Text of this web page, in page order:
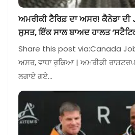
ਅਮਰੀਕੀ ਟੈਰਿਫ਼ ਦਾ ਅਸਰ! ਕੈਨੇਡਾ
ਸੁਸਤ, ਇੱਕ ਸਾਲ ਬਾਅਦ ਹਾਲਤ
Share this post via:Canada
ਅਸਰ, ਵਾਧਾ ਰੁਕਿਆ | ਅਮਰੀਕੀ
ਲਗਾਏ ਗਏ…